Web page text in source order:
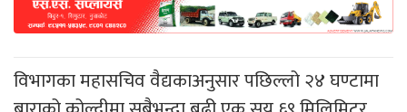
विभागका महासचिव वैद्यकाअनुसार पछिल्लो २४ घण्टामा